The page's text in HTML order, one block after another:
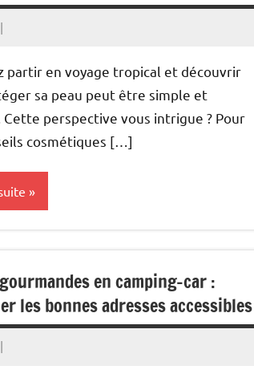
partir en voyage tropical et découvrir
sa peau peut être simple et
Cette perspective vous intrigue ? Pour
cosmétiques […]
en camping-car :
les bonnes adresses accessibles